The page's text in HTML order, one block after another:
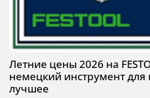
Летние цены 2026 на
немецкий инструмент для
лучшее